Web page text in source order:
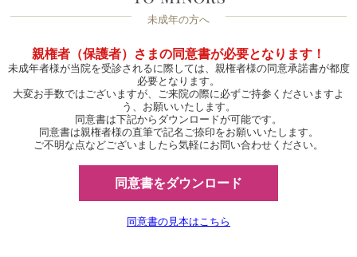
未成年の方へ
親権者（保護者）さまの同意書が必要となります！
未成年者様が当院を受診されるに際しては、親権者様の同意承諾書が都度
必要となります。
大変お手数ではございますが、ご来院の際に必ずご持参くださいますよ
う、お願いいたします。
同意書は下記からダウンロードが可能です。
同意書は親権者様の直筆で記名ご捺印をお願いいたします。
ご不明な点などございましたら気軽にお問い合わせください。
同意書をダウンロード
同意書の見本はこちら